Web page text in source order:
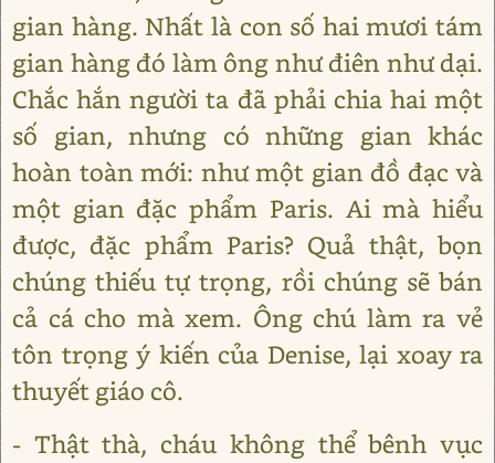
gian hàng. Nhất là con số hai mươi tám
gian hàng đó làm ông như điên như dại.
Chắc hắn người ta đã phải chia hai một
số gian, nhưng có những gian khác
hoàn toàn mới: như một gian đồ đạc và
một gian đặc phẩm Paris. Ai mà hiểu
được, đặc phẩm Paris? Quả thật, bọn
chúng thiếu tự trọng, rồi chúng sẽ bán
cả cá cho mà xem. Ông chú làm ra vẻ
tôn trọng ý kiến của Denise, lại xoay ra
thuyết giáo cô.
- Thật thà, cháu không thể bênh vục